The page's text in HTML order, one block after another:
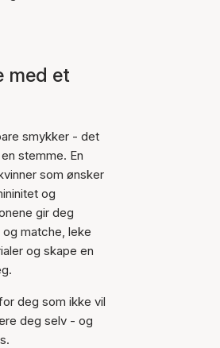
med et
smykker - det
stemme. En
som ønsker
og
gir deg
matche, leke
og skape en
deg som ikke vil
deg selv - og